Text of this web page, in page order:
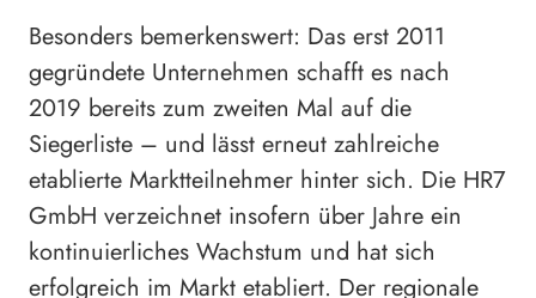
Besonders bemerkenswert: Das erst 2011
gegründete Unternehmen schafft es nach
2019 bereits zum zweiten Mal auf die
Siegerliste – und lässt erneut zahlreiche
etablierte Marktteilnehmer hinter sich. Die HR7
GmbH verzeichnet insofern über Jahre ein
kontinuierliches Wachstum und hat sich
erfolgreich im Markt etabliert. Der regionale